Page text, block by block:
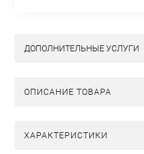
ДОПОЛНИТЕЛЬНЫЕ УСЛУГИ
ОПИСАНИЕ ТОВАРА
ХАРАКТЕРИСТИКИ